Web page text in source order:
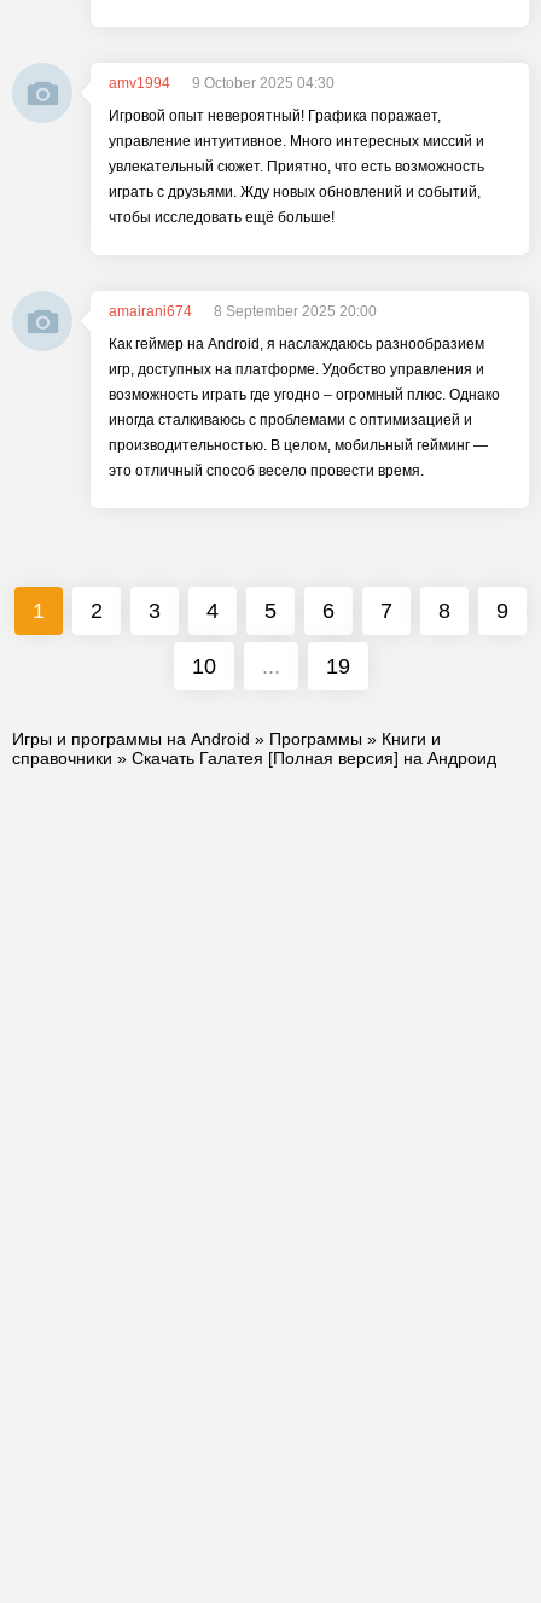
amv1994
9 October 2025 04:30
Игровой опыт невероятный! Графика поражает,
управление интуитивное. Много интересных миссий и
увлекательный сюжет. Приятно, что есть возможность
играть с друзьями. Жду новых обновлений и событий,
чтобы исследовать ещё больше!
amairani674
8 September 2025 20:00
Как геймер на Android, я наслаждаюсь разнообразием
игр, доступных на платформе. Удобство управления и
возможность играть где угодно – огромный плюс. Однако
иногда сталкиваюсь с проблемами с оптимизацией и
производительностью. В целом, мобильный гейминг —
это отличный способ весело провести время.
1 2 3 4 5 6 7 8 9
10 ... 19
Игры и программы на Android » Программы » Книги и
справочники » Скачать Галатея [Полная версия] на Андроид